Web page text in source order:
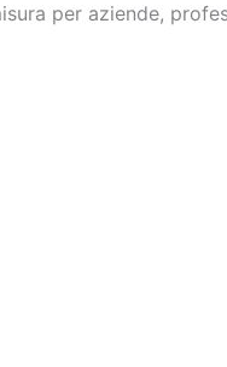
per aziende,